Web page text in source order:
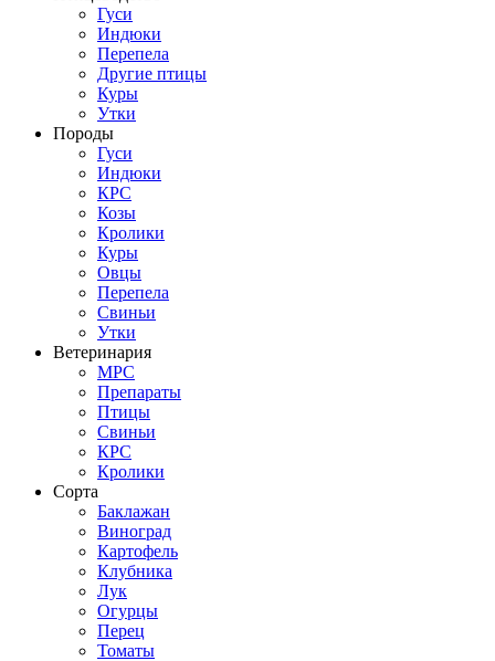
Гуси
Индюки
Перепела
Другие птицы
Куры
Утки
Породы
Гуси
Индюки
КРС
Козы
Кролики
Куры
Овцы
Перепела
Свиньи
Утки
Ветеринария
МРС
Препараты
Птицы
Свиньи
КРС
Кролики
Сорта
Баклажан
Виноград
Картофель
Клубника
Лук
Огурцы
Перец
Томаты